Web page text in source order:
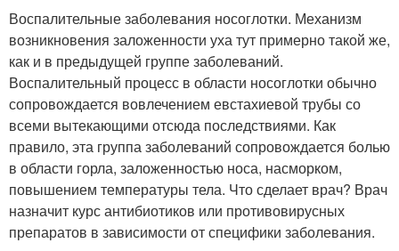
Воспалительные заболевания носоглотки. Механизм
возникновения заложенности уха тут примерно такой же,
как и в предыдущей группе заболеваний.
Воспалительный процесс в области носоглотки обычно
сопровождается вовлечением евстахиевой трубы со
всеми вытекающими отсюда последствиями. Как
правило, эта группа заболеваний сопровождается болью
в области горла, заложенностью носа, насморком,
повышением температуры тела. Что сделает врач? Врач
назначит курс антибиотиков или противовирусных
препаратов в зависимости от специфики заболевания.